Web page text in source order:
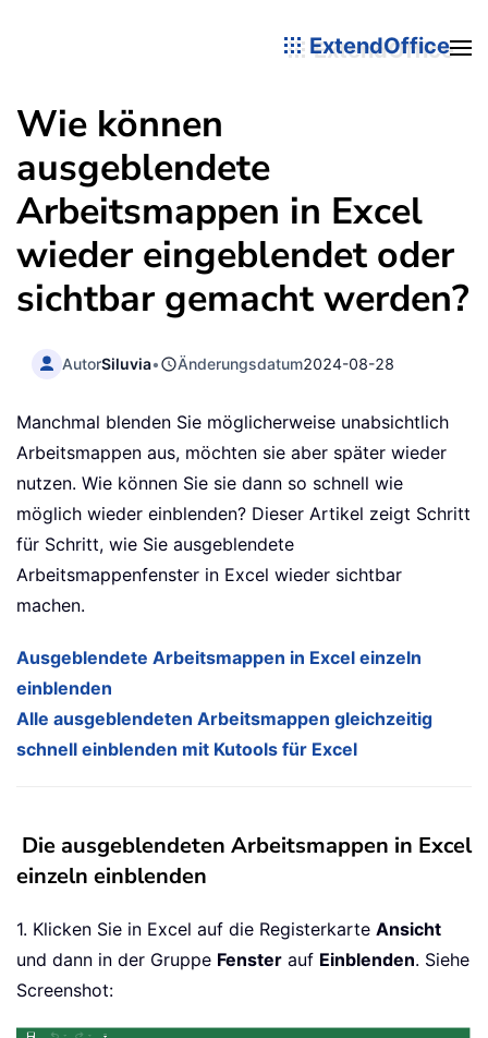
ExtendOffice
Wie können
ausgeblendete
Arbeitsmappen in Excel
wieder eingeblendet oder
sichtbar gemacht werden?
AutorSiluvia• Änderungsdatum2024-08-28
Manchmal blenden Sie möglicherweise unabsichtlich
Arbeitsmappen aus, möchten sie aber später wieder
nutzen. Wie können Sie sie dann so schnell wie
möglich wieder einblenden? Dieser Artikel zeigt Schritt
für Schritt, wie Sie ausgeblendete
Arbeitsmappenfenster in Excel wieder sichtbar
machen.
Ausgeblendete Arbeitsmappen in Excel einzeln
einblenden
Alle ausgeblendeten Arbeitsmappen gleichzeitig
schnell einblenden mit Kutools für Excel
Die ausgeblendeten Arbeitsmappen in Excel
einzeln einblenden
1. Klicken Sie in Excel auf die Registerkarte Ansicht
und dann in der Gruppe Fenster auf Einblenden. Siehe
Screenshot: